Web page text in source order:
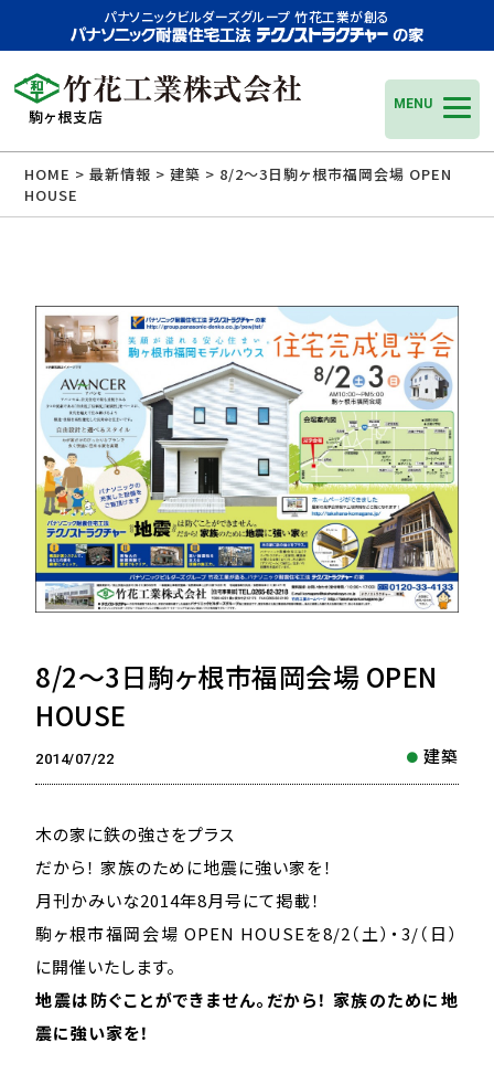
パナソニックビルダーズグループ 竹花工業が創る
駒ヶ根支店
MENU
HOME >最新情報 >建築 > 8/2〜3日駒ヶ根市福岡会場 OPEN
HOUSE
8/2〜3日駒ヶ根市福岡会場 OPEN
HOUSE
建築
2014/07/22
木の家に鉄の強さをプラス
だから！ 家族のために地震に強い家を！
月刊かみいな2014年8月号にて掲載！
駒ヶ根市福岡会場 OPEN HOUSEを8/2（土）・3/（日）
に開催いたします。
地震は防ぐことができません。だから！ 家族のために地
震に強い家を！